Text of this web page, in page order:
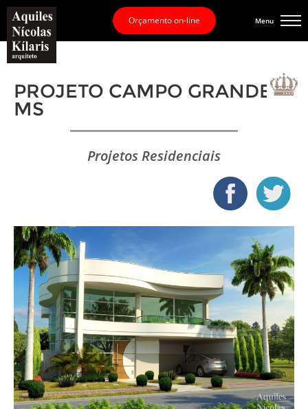
Orçamento on-line Menu
PROJETO CAMPO GRANDE -
MS
Projetos Residenciais